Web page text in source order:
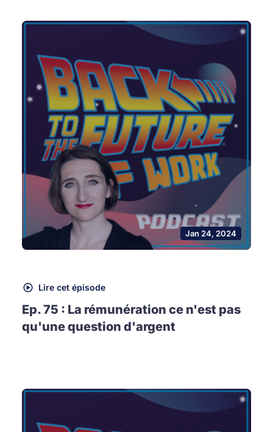
Jan 24, 2024
Lire cet épisode
Ep. 75 : La rémunération ce n'est pas
qu'une question d'argent